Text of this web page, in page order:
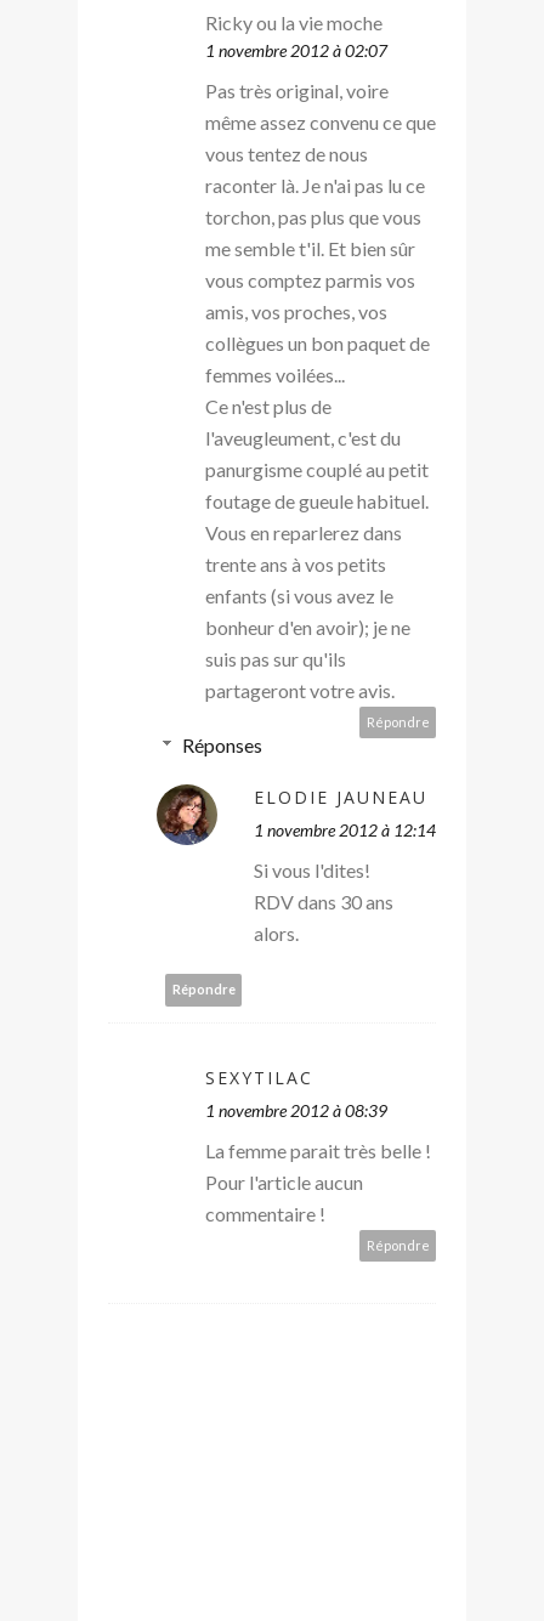
Ricky ou la vie moche
1 novembre 2012 à 02:07
Pas très original, voire
même assez convenu ce que
vous tentez de nous
raconter là. Je n'ai pas lu ce
torchon, pas plus que vous
me semble t'il. Et bien sûr
vous comptez parmis vos
amis, vos proches, vos
collègues un bon paquet de
femmes voilées...
Ce n'est plus de
l'aveugleument, c'est du
panurgisme couplé au petit
foutage de gueule habituel.
Vous en reparlerez dans
trente ans à vos petits
enfants (si vous avez le
bonheur d'en avoir); je ne
suis pas sur qu'ils
partageront votre avis.
Répondre
Réponses
ELODIE JAUNEAU
1 novembre 2012 à 12:14
Si vous l'dites!
RDV dans 30 ans
alors.
Répondre
SEXYTILAC
1 novembre 2012 à 08:39
La femme parait très belle !
Pour l'article aucun
commentaire !
Répondre